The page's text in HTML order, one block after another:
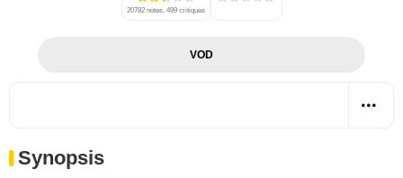
20782 notes, 499 critiques
VOD
Synopsis